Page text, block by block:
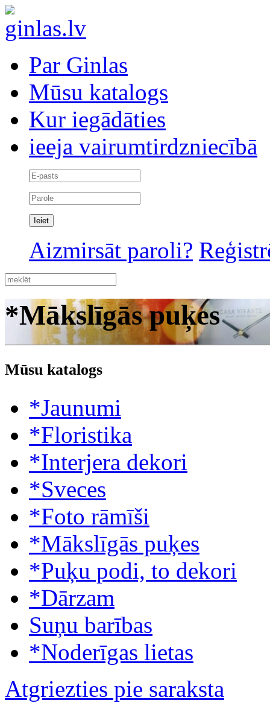
Par Ginlas
Mūsu katalogs
Kur iegādāties
ieeja vairumtirdzniecībā
Aizmirsāt paroli?
*Mākslīgās puķes
Mūsu katalogs
*Jaunumi
*Floristika
*Interjera dekori
*Sveces
*Foto rāmīši
*Mākslīgās puķes
*Puķu podi, to dekori
*Dārzam
Suņu barības
*Noderīgas lietas
Atgriezties pie saraksta